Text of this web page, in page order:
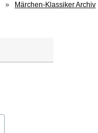
» Märchen-Klassiker Archiv